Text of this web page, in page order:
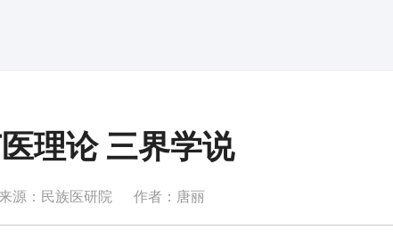
理论 三界学说
源：民族医研院 作者：唐丽